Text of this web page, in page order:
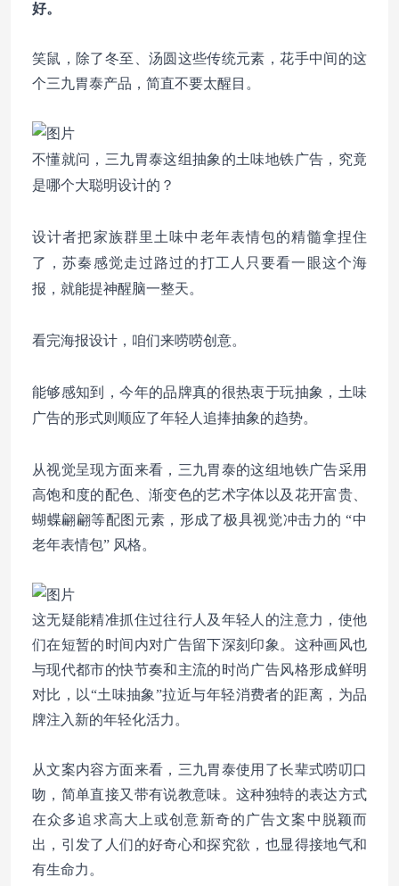
好。
笑鼠，除了冬至、汤圆这些传统元素，花手中间的这
个三九胃泰产品，简直不要太醒目。
不懂就问，三九胃泰这组抽象的土味地铁广告，究竟
是哪个大聪明设计的？
设计者把家族群里土味中老年表情包的精髓拿捏住
了，苏秦感觉走过路过的打工人只要看一眼这个海
报，就能提神醒脑一整天。
看完海报设计，咱们来唠唠创意。
能够感知到，今年的品牌真的很热衷于玩抽象，土味
广告的形式则顺应了年轻人追捧抽象的趋势。
从视觉呈现方面来看，三九胃泰的这组地铁广告采用
高饱和度的配色、渐变色的艺术字体以及花开富贵、
蝴蝶翩翩等配图元素，形成了极具视觉冲击力的 “中
老年表情包” 风格。
这无疑能精准抓住过往行人及年轻人的注意力，使他
们在短暂的时间内对广告留下深刻印象。这种画风也
与现代都市的快节奏和主流的时尚广告风格形成鲜明
对比，以“土味抽象”拉近与年轻消费者的距离，为品
牌注入新的年轻化活力。
从文案内容方面来看，三九胃泰使用了长辈式唠叨口
吻，简单直接又带有说教意味。这种独特的表达方式
在众多追求高大上或创意新奇的广告文案中脱颖而
出，引发了人们的好奇心和探究欲，也显得接地气和
有生命力。